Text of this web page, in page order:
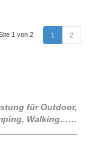
1 von 2 1 2
für Outdoor,
Walking……